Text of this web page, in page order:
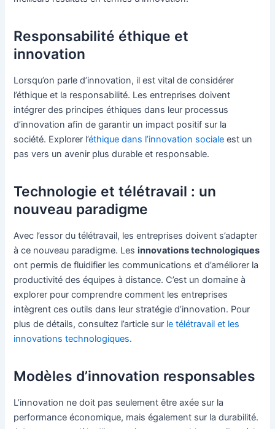
Responsabilité éthique et
innovation
Lorsqu’on parle d’innovation, il est vital de considérer
l’éthique et la responsabilité. Les entreprises doivent
intégrer des principes éthiques dans leur processus
d’innovation afin de garantir un impact positif sur la
société. Explorer l’éthique dans l’innovation sociale est un
pas vers un avenir plus durable et responsable.
Technologie et télétravail : un
nouveau paradigme
Avec l’essor du télétravail, les entreprises doivent s’adapter
à ce nouveau paradigme. Lesinnovations technologiques
ont permis de fluidifier les communications et d’améliorer la
productivité des équipes à distance. C’est un domaine à
explorer pour comprendre comment les entreprises
intègrent ces outils dans leur stratégie d’innovation. Pour
plus de détails, consultez l’article sur le télétravail et les
innovations technologiques.
Modèles d’innovation responsables
L’innovation ne doit pas seulement être axée sur la
performance économique, mais également sur la durabilité.